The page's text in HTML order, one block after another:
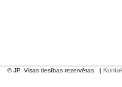
© JP. Visas tiesības rezervētas. |